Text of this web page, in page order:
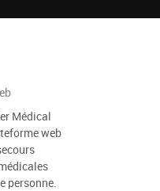
Médical
web
personne.